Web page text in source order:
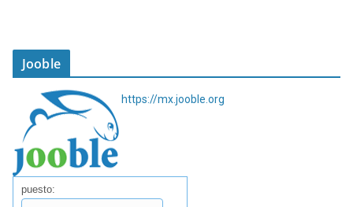
Jooble
https://mx.jooble.org
puesto: